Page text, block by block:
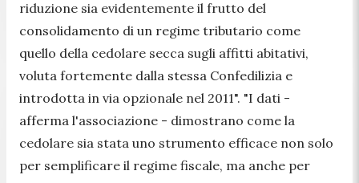
riduzione sia evidentemente il frutto del
consolidamento di un regime tributario come
quello della cedolare secca sugli affitti abitativi,
voluta fortemente dalla stessa Confedilizia e
introdotta in via opzionale nel 2011". "I dati -
afferma l'associazione - dimostrano come la
cedolare sia stata uno strumento efficace non solo
per semplificare il regime fiscale, ma anche per